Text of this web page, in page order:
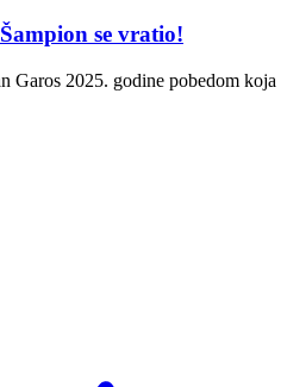
se vratio!
2025. godine pobedom koja